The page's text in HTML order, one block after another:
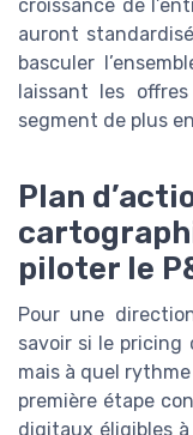
croissance de
auront
basculer
laissant les
segment de plus
Plan
piloter le
Pour une
savoir si le pricing
mais à quel
première étape
digitaux éligibles